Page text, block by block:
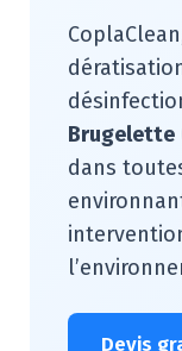
Brugelette
dans
Devis